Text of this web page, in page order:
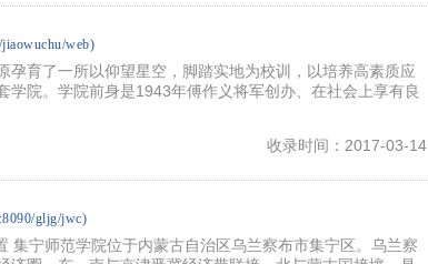
web)
孕育了一所以仰望星空，脚踏实地为校训，以培养高素质应
院。学院前身是1943年傅作义将军创办、在社会上享有良
收录时间：2017-03-14
gljg/jwc)
集宁师范学院位于内蒙古自治区乌兰察布市集宁区。乌兰察